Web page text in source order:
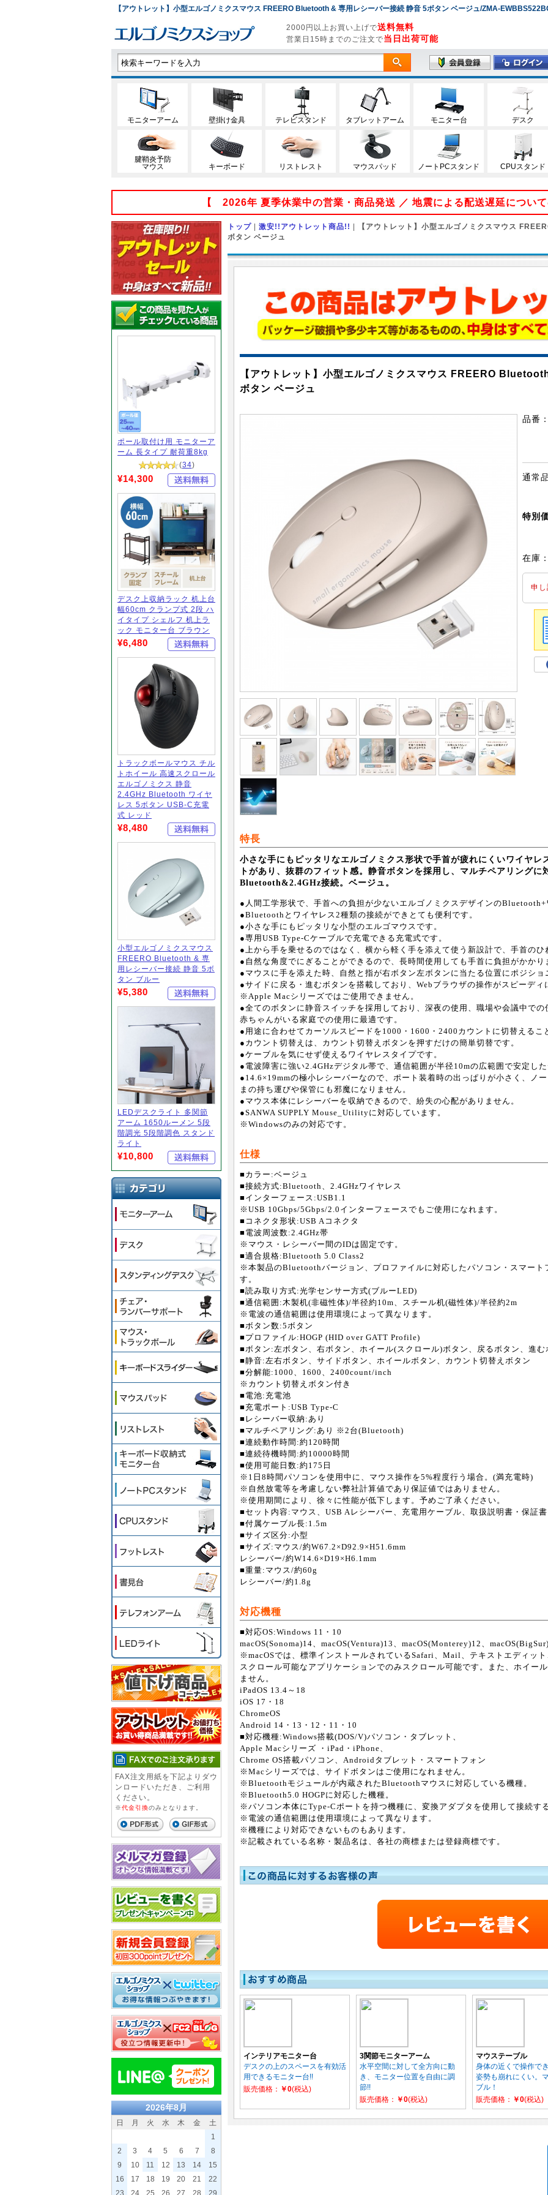
【アウトレット】小型エルゴノミクスマウス FREERO Bluetooth & 専用レシーバー接続 静音 5ボタン ベージュ/ZMA-
2000円以上お買い上げで送料無料
営業日15時までのご注文で当日出荷可能
モニターアーム 壁掛け金具 テレビスタンド タブレットアーム モニター台 デスク
腱鞘炎予防
マウス
キーボード リストレスト マウスパッド ノートPCスタンド CPUスタンド
【 2026年 夏季休業中の営業・商品発送 ／ 地震による配送遅延につい
ポール取付け用 モニターア
ーム 長タイプ 耐荷重8kg
(34)
¥14,300
デスク上収納ラック 机上台
幅60cm クランプ式 2段 ハ
イタイプ シェルフ 机上ラ
ック モニター台 ブラウン
¥6,480
トラックボールマウス チル
トホイール 高速スクロール
エルゴノミクス 静音
2.4GHz Bluetooth ワイヤ
レス 5ボタン USB-C充電
式 レッド
¥8,480
小型エルゴノミクスマウス
FREERO Bluetooth & 専
用レシーバー接続 静音 5ボ
タン ブルー
¥5,380
LEDデスクライト 多関節
アーム 1650ルーメン 5段
階調光 5段階調色 スタンド
ライト
¥10,800
FAX注文用紙を下記よりダウ
ンロードいただき、ご利用
ください。
※代金引換のみとなります。
2026年8月
日 月 火 水 木 金
土
1
2
3 4 5 6 7
8
9
10 11 12 13 14
15
16
17 18 19 20 21
22
23
24 25 26 27 28 29
トップ | 激安!!アウトレット商品!! |
【アウトレット】小型エルゴノミクスマウス
ボタン ベージュ
【アウトレット】小型エルゴノミクスマウス FREERO
ボタン ベージュ
品番
通常
特別
在庫
申
特長
小さな手にもピッタリなエルゴノミクス形状で手首が疲れにくいワイヤレ
トがあり、抜群のフィット感。静音ボタンを採用し、マルチペアリング
Bluetooth&2.4GHz接続。ベージュ。
●人間工学形状で、手首への負担が少ないエルゴノミクスデザインの
●Bluetoothとワイヤレス2種類の接続ができとても便利です。
●小さな手にもピッタリな小型のエルゴマウスです。
●専用USB Type-Cケーブルで充電できる充電式です。
●上から手を乗せるのではなく、横から軽く手を添えて使う新設計で、手首のひ
●自然な角度でにぎることができるので、長時間使用しても手首に負担がかかり
●マウスに手を添えた時、自然と指が右ボタン左ボタンに当たる位置にポジショ
●サイドに戻る・進むボタンを搭載しており、Webブラウザの操作がスピーディ
※Apple Macシリーズではご使用できません。
●全てのボタンに静音スイッチを採用しており、深夜の使用、職場や会議中で
赤ちゃんがいる家庭での使用に最適です。
●用途に合わせてカーソルスピードを1000・1600・2400カウントに切替えるこ
●カウント切替えは、カウント切替えボタンを押すだけの簡単切替です。
●ケーブルを気にせず使えるワイヤレスタイプです。
●電波障害に強い2.4GHzデジタル帯で、通信範囲が半径10mの広範囲で安定し
●14.6×19mmの極小レシーバーなので、ポート装着時の出っぱりが小さく、ノ
まの持ち運びや保管にも邪魔になりません。
●マウス本体にレシーバーを収納できるので、紛失の心配がありません。
●SANWA SUPPLY Mouse_Utilityに対応しています。
※Windowsのみの対応です。
仕様
■カラー:ベージュ
■接続方式:Bluetooth、2.4GHzワイヤレス
■インターフェース:USB1.1
※USB 10Gbps/5Gbps/2.0インターフェースでもご使用になれます。
■コネクタ形状:USB Aコネクタ
■電波周波数:2.4GHz帯
※マウス・レシーバー間のIDは固定です。
■適合規格:Bluetooth 5.0 Class2
※本製品のBluetoothバージョン、プロファイルに対応したパソコン・スマート
す。
■読み取り方式:光学センサー方式(ブルーLED)
■通信範囲:木製机(非磁性体)/半径約10m、スチール机(磁性体)/半径約2m
※電波の通信範囲は使用環境によって異なります。
■ボタン数:5ボタン
■プロファイル:HOGP (HID over GATT Profile)
■ボタン:左ボタン、右ボタン、ホイール(スクロール)ボタン、戻るボタン、進む
■静音:左右ボタン、サイドボタン、ホイールボタン、カウント切替えボタン
■分解能:1000、1600、2400count/inch
※カウント切替えボタン付き
■電池:充電池
■充電ポート:USB Type-C
■レシーバー収納:あり
■マルチペアリング:あり ※2台(Bluetooth)
■連続動作時間:約120時間
■連続待機時間:約10000時間
■使用可能日数:約175日
※1日8時間パソコンを使用中に、マウス操作を5%程度行う場合。(満充電時)
※自然放電等を考慮しない弊社計算値であり保証値ではありません。
※使用期間により、徐々に性能が低下します。予めご了承ください。
■セット内容:マウス、USB Aレシーバー、充電用ケーブル、取扱説明書・保証書
■付属ケーブル長:1.5m
■サイズ区分:小型
■サイズ:マウス/約W67.2×D92.9×H51.6mm
レシーバー/約W14.6×D19×H6.1mm
■重量:マウス/約60g
レシーバー/約1.8g
対応機種
■対応OS:Windows 11・10
macOS(Sonoma)14、macOS(Ventura)13、macOS(Monterey)12、
※macOSでは、標準インストールされているSafari、Mail、テキストエディッ
スクロール可能なアプリケーションでのみスクロール可能です。また、ホイー
ません。
iPadOS 13.4～18
iOS 17・18
ChromeOS
Android 14・13・12・11・10
■対応機種:Windows搭載(DOS/V)パソコン・タブレット、
Apple Macシリーズ ・iPad・iPhone、
Chrome OS搭載パソコン、Androidタブレット・スマートフォン
※Macシリーズでは、サイドボタンはご使用になれません。
※Bluetoothモジュールが内蔵されたBluetoothマウスに対応している機種。
※Bluetooth5.0 HOGPに対応した機種。
※パソコン本体にType-Cポートを持つ機種に、変換アダプタを使用して接続す
※電波の通信範囲は使用環境によって異なります。
※機種により対応できないものもあります。
※記載されている名称・製品名は、各社の商標または登録商標です。
インテリアモニター台
デスクの上のスペースを有効活
用できるモニター台!!
販売価格：
￥0(税込)
3関節モニターアーム
水平空間に対して全方向に動
き、モニター位置を自由に調
節!!
販売価格：
￥0(税込)
マウステーブル
身体の近くで操作で
姿勢も崩れにくい。
ブル！
販売価格：
￥0(税込)